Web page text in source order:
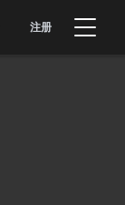
注册